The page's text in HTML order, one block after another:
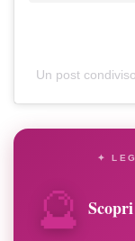
Un post
🔮
✦